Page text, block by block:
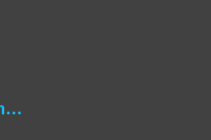
Article du Dauphiné Libéré VTM du 13 juin 2026